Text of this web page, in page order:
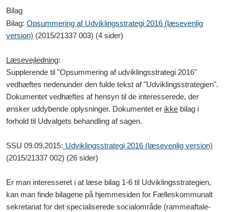
Bilag
Bilag: Opsummering af Udviklingsstrategi 2016 (læsevenlig
version) (2015/21337 003) (4 sider)
Læsevejledning:
Supplerende til "Opsummering af udviklingsstrategi 2016"
vedhæftes nedenunder den fulde tekst af "Udviklingsstrategien".
Dokumentet vedhæftes af hensyn til de interesserede, der
ønsker uddybende oplysninger. Dokumentet er ikke bilag i
forhold til Udvalgets behandling af sagen.
SSU 09.09.2015: Udviklingsstrategi 2016 (læsevenlig version)
(2015/21337 002) (26 sider)
Er man interesseret i at læse bilag 1-6 til Udviklingsstrategien,
kan man finde bilagene på hjemmesiden for Fælleskommunalt
sekretariat for det specialiserede socialområde (rammeaftale-